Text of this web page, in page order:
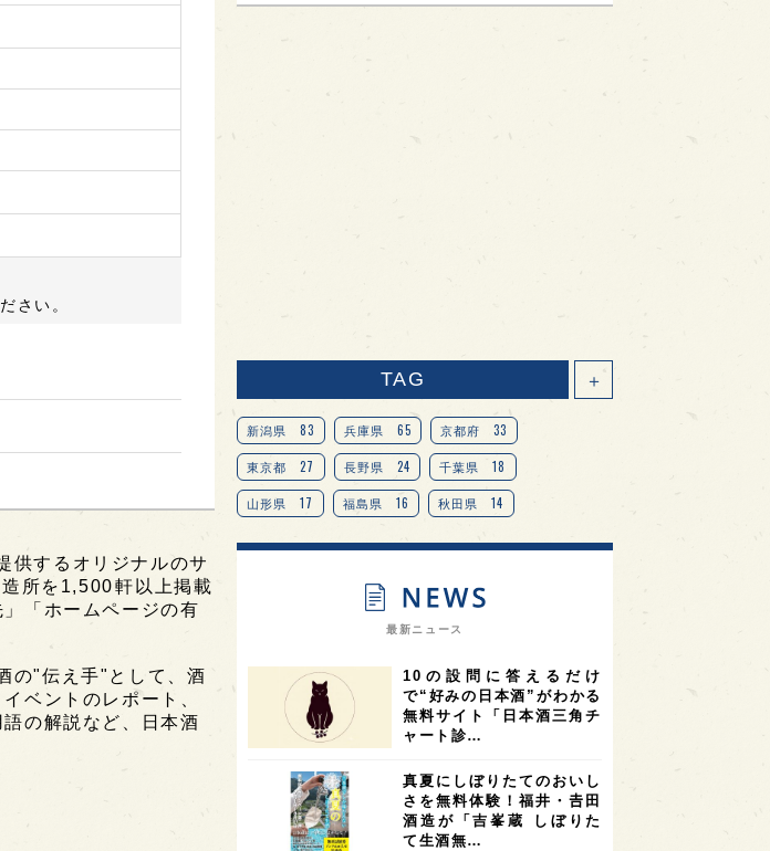
さい。
供するオリジナルのサ
所を1,500軒以上掲載
「ホームページの有
の"伝え手"として、酒
ベントのレポート、
の解説など、日本酒
TAG ＋
新潟県 83 兵庫県 65 京都府 33
東京都 27 長野県 24 千葉県 18
山形県 17 福島県 16 秋田県 14
愛知県 14 宮城県 14 岐阜県 13
オピニオンリーダーの視点 9
奈良県 滋賀県 7 和歌山県 6
富山県 6 フランス 6 高知県 5 島根県 5
4 アメリカ 4 神奈川県 4
4 三重県 大阪府 3
最新ニュース
10の設問に答えるだけ
で“好みの日本酒”がわかる
無料サイト「日本酒三角チ
ャート診…
真夏にしぼりたてのおいし
さを無料体験！福井・𠮷田
酒造が「吉峯蔵 しぼりた
て生酒無…